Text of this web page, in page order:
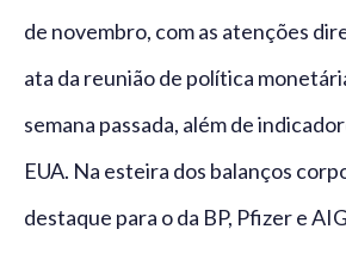
de novembro, com as atenções
ata da reunião de política
semana passada, além de
EUA. Na esteira dos balanços
destaque para o da BP, Pfizer e